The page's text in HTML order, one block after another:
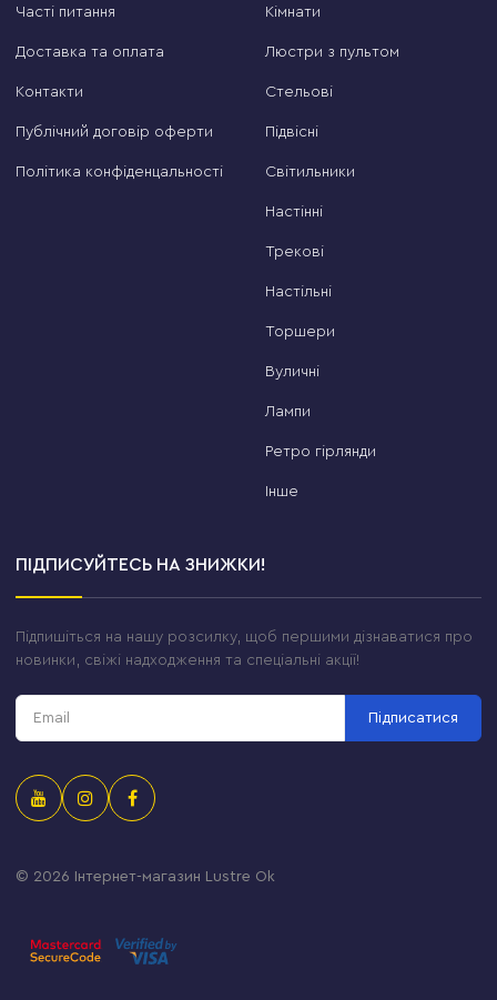
Часті питання
Доставка та оплата
Контакти
Публічний договір оферти
Політика конфіденцальності
Кімнати
Люстри з пультом
Стельові
Підвісні
Світильники
Настінні
Трекові
Настільні
Торшери
Вуличні
Лампи
Ретро гірлянди
Інше
ПІДПИСУЙТЕСЬ НА ЗНИЖКИ!
Підпишіться на нашу розсилку, щоб першими дізнаватися про
новинки, свіжі надходження та спеціальні акції!
Підписатися
© 2026 Інтернет-магазин Lustre Ok